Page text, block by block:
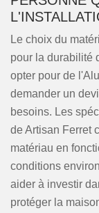
Le choix du
pour la durabilité
opter pour de
demander un
besoins. Les
de Artisan Ferret
matériau en
conditions
aider à investir
protéger la